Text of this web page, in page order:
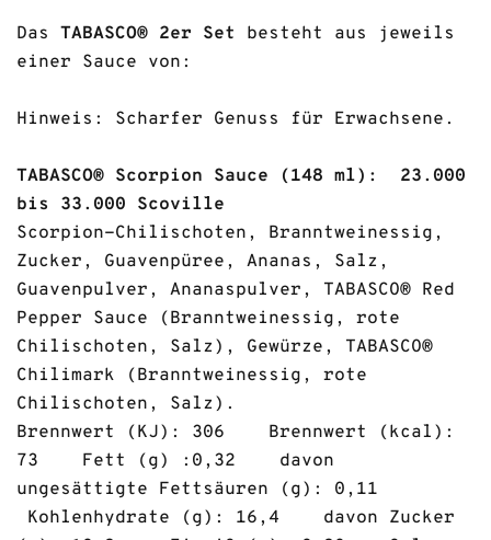
Das TABASCO® 2er Set besteht aus jeweils
einer Sauce von:
Hinweis: Scharfer Genuss für Erwachsene.
TABASCO® Scorpion Sauce (148 ml): 23.000
bis 33.000 Scoville
Scorpion-Chilischoten, Branntweinessig,
Zucker, Guavenpüree, Ananas, Salz,
Guavenpulver, Ananaspulver, TABASCO® Red
Pepper Sauce (Branntweinessig, rote
Chilischoten, Salz), Gewürze, TABASCO®
Chilimark (Branntweinessig, rote
Chilischoten, Salz).
Brennwert (KJ): 306 Brennwert (kcal):
73 Fett (g) :0,32 davon
ungesättigte Fettsäuren (g): 0,11
Kohlenhydrate (g): 16,4 davon Zucker